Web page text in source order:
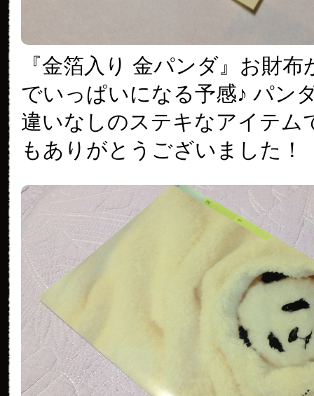
『金箔入り 金パンダ』お財布
でいっぱいになる予感♪ パン
違いなしのステキなアイテム
もありがとうございました！